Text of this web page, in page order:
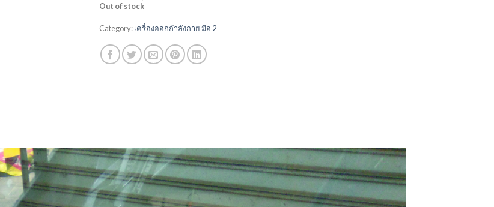
Out of stock
Category:เครื่องออกกำลังกาย มือ 2